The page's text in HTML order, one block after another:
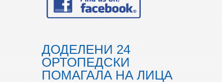
ДОДЕЛЕНИ 24
ОРТОПЕДСКИ
ПОМАГАЛА НА ЛИЦА